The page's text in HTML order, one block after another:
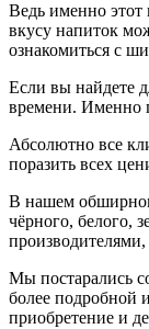
Ведь именно этот
вкусу напиток
ознакомиться с
Если вы найдете
времени. Именно
Абсолютно все
поразить всех
В нашем обширном
чёрного, белого,
Мы постарались
более подробной
приобретение и